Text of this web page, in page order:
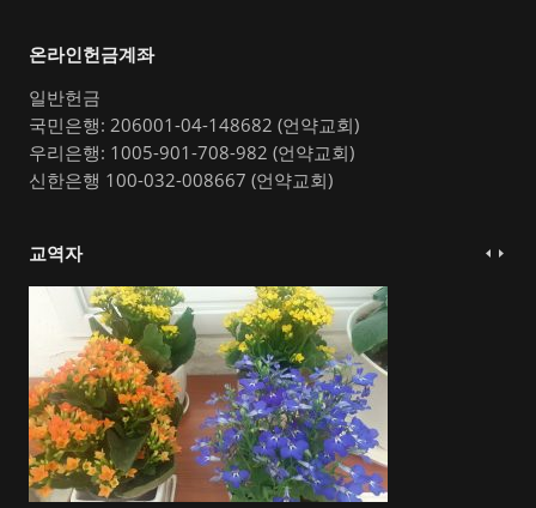
온라인헌금계좌
일반헌금
국민은행: 206001-04-148682 (언약교회)
우리은행: 1005-901-708-982 (언약교회)
신한은행 100-032-008667 (언약교회)
교역자